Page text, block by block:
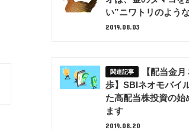
い”ニワトリのよう
2019.08.03
【配当金
歩】SBIネオモバイ
た高配当株投資の始
ます
2019.08.20